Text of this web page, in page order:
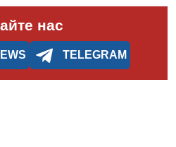
нас
TELEGRAM